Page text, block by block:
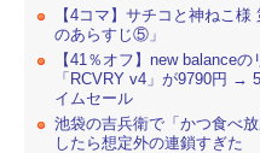
【4コマ】サチコと神ねこ
のあらすじ⑤」
【41％オフ】new balance
「RCVRY v4」が9790円 →
イムセール
池袋の吉兵衛で「かつ食べ
したら想定外の連鎖すぎた